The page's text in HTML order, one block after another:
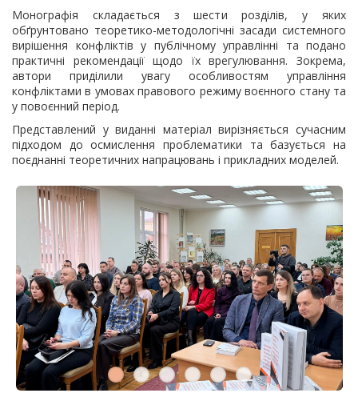
Монографія складається з шести розділів, у яких
обґрунтовано теоретико-методологічні засади системного
вирішення конфліктів у публічному управлінні та подано
практичні рекомендації щодо їх врегулювання. Зокрема,
автори приділили увагу особливостям управління
конфліктами в умовах правового режиму воєнного стану та
у повоєнний період.
Представлений у виданні матеріал вирізняється сучасним
підходом до осмислення проблематики та базується на
поєднанні теоретичних напрацювань і прикладних моделей.